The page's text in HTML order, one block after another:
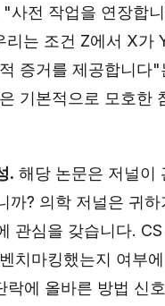
사전 작업을 연장합
리는 조건 Z에서 X가
증거를 제공합니다"
기본적으로 모호한
. 해당 논문은 저널이
까? 의학 저널은 귀하
관심을 갖습니다.
치마킹했는지 여부
락에 올바른 방법 신